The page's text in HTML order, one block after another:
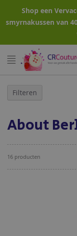
Shop een
smyrnakussen van
About
16 producten
Filteren